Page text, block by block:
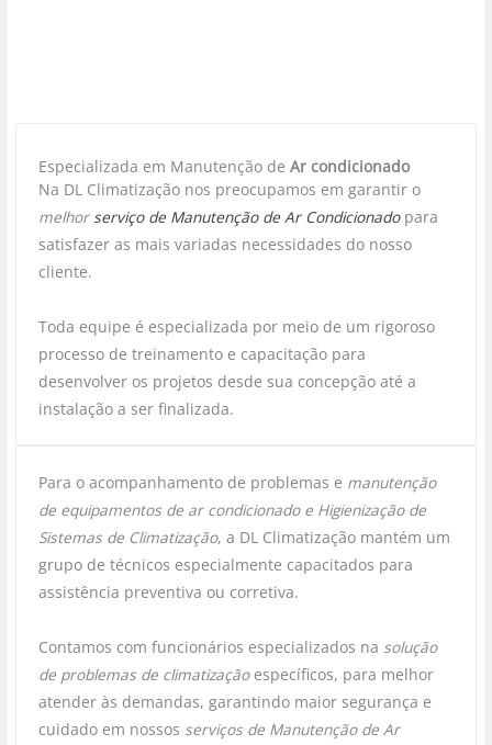
Especializada em Manutenção de Ar condicionado
Na DL Climatização nos preocupamos em garantir o
melhor serviço de Manutenção de Ar Condicionadopara
satisfazer as mais variadas necessidades do nosso
cliente.
Toda equipe é especializada por meio de um rigoroso
processo de treinamento e capacitação para
desenvolver os projetos desde sua concepção até a
instalação a ser finalizada.
Para o acompanhamento de problemas e manutenção
de equipamentos de ar condicionado e Higienização de
Sistemas de Climatização, a DL Climatização mantém um
grupo de técnicos especialmente capacitados para
assistência preventiva ou corretiva.
Contamos com funcionários especializados na solução
de problemas de climatizaçãoespecíficos, para melhor
atender às demandas, garantindo maior segurança e
cuidado em nossos serviços de Manutenção de Ar